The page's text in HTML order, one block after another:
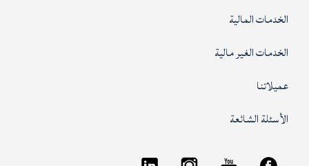
الخدمات المالية
الخدمات الغير مالية
عميلاتنا
الأسئلة الشائعة